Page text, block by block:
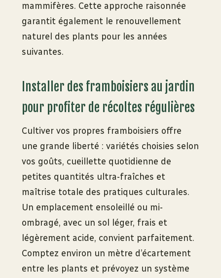
mammifères. Cette approche raisonnée
garantit également le renouvellement
naturel des plants pour les années
suivantes.
Installer des framboisiers au jardin
pour profiter de récoltes régulières
Cultiver vos propres framboisiers offre
une grande liberté : variétés choisies selon
vos goûts, cueillette quotidienne de
petites quantités ultra-fraîches et
maîtrise totale des pratiques culturales.
Un emplacement ensoleillé ou mi-
ombragé, avec un sol léger, frais et
légèrement acide, convient parfaitement.
Comptez environ un mètre d’écartement
entre les plants et prévoyez un système